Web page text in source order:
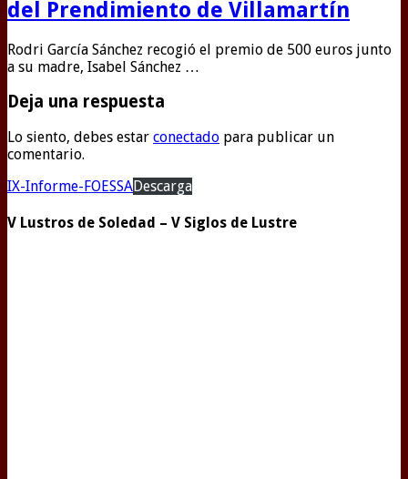
del Prendimiento de Villamartín
Rodri García Sánchez recogió el premio de 500 euros junto
a su madre, Isabel Sánchez …
Deja una respuesta
Lo siento, debes estar conectado para publicar un
comentario.
IX-Informe-FOESSADescarga
V Lustros de Soledad – V Siglos de Lustre